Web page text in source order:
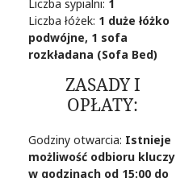
Liczba sypialni: 1
Liczba łóżek: 1 duże łóżko
podwójne, 1 sofa
rozkładana (Sofa Bed)
ZASADY I
OPŁATY:
Godziny otwarcia: Istnieje
możliwość odbioru kluczy
w godzinach od 15:00 do